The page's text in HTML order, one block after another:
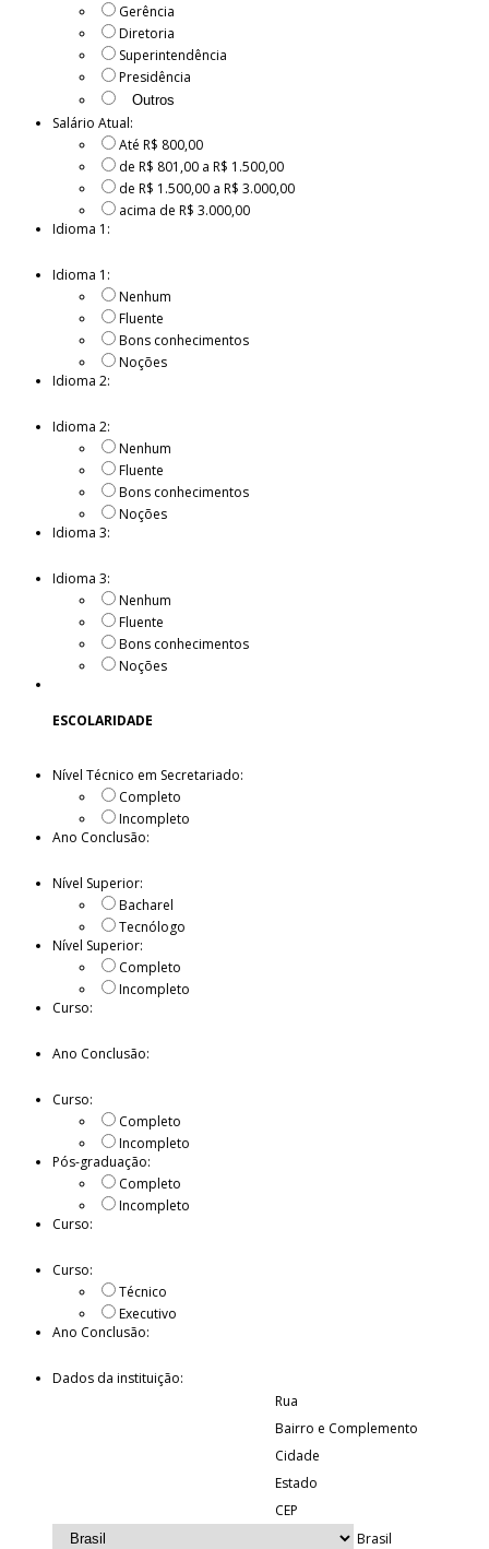
Gerência
Diretoria
Superintendência
Presidência
Salário Atual:
Até R$ 800,00
de R$ 801,00 a R$ 1.500,00
de R$ 1.500,00 a R$ 3.000,00
acima de R$ 3.000,00
Idioma 1:
Idioma 1:
Nenhum
Fluente
Bons conhecimentos
Noções
Idioma 2:
Idioma 2:
Nenhum
Fluente
Bons conhecimentos
Noções
Idioma 3:
Idioma 3:
Nenhum
Fluente
Bons conhecimentos
Noções
ESCOLARIDADE
Nível Técnico em Secretariado:
Completo
Incompleto
Ano Conclusão:
Nível Superior:
Bacharel
Tecnólogo
Nível Superior:
Completo
Incompleto
Curso:
Ano Conclusão:
Curso:
Completo
Incompleto
Pós-graduação:
Completo
Incompleto
Curso:
Curso:
Técnico
Executivo
Ano Conclusão:
Dados da instituição:
Rua
Bairro e Complemento
Cidade
Estado
CEP
Brasil